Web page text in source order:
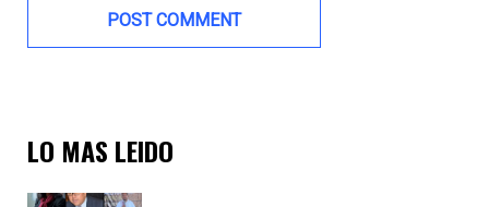
LO MAS LEIDO